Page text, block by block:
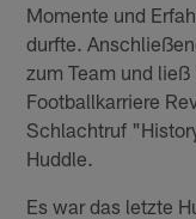
Momente und
durfte.
zum Team und
Footballkarriere
Schlachtruf
Huddle.
Es war das letzte